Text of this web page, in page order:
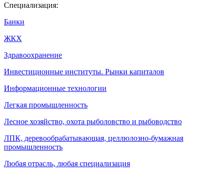
Специализация:
Банки
ЖКХ
Здравоохранение
Инвестиционные институты. Рынки капиталов
Информационные технологии
Легкая промышленность
Лесное хозяйство, охота рыболовство и рыбоводство
ЛПК, деревообрабатывающая, целлюлозно-бумажная
промышленность
Любая отрасль, любая специализация